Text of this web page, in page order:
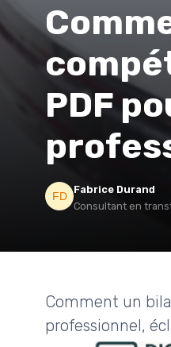
PDF
Fabrice Durand
Consultant en
Comment un
professionnel,